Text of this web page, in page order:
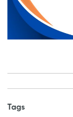
Tags